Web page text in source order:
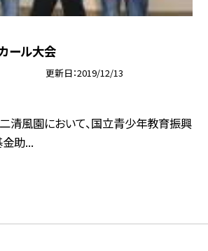
ール大会
更新日 2019/12/13
清風園において、国立青少年教育振興
金助...